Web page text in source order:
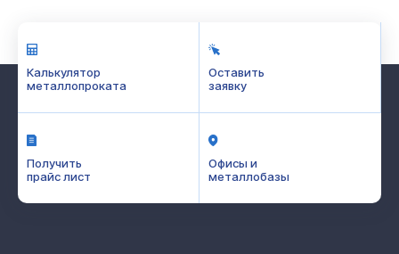
Калькулятор
металлопроката
Оставить
заявку
Получить
прайс лист
Офисы и
металлобазы